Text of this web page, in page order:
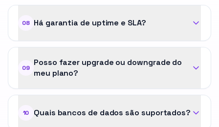
08 Há garantia de uptime e SLA?
09
Posso fazer upgrade ou downgrade do
meu plano?
10 Quais bancos de dados são suportados?